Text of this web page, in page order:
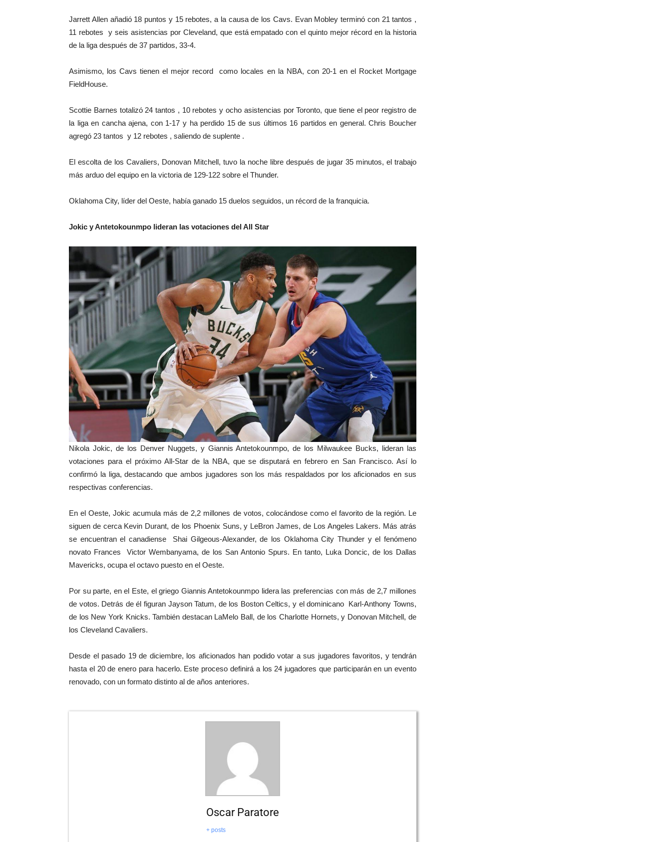
Jarrett Allen añadió 18 puntos y 15 rebotes, a la causa de los Cavs. Evan Mobley terminó con 21 tantos ,
11 rebotes y seis asistencias por Cleveland, que está empatado con el quinto mejor récord en la historia
de la liga después de 37 partidos, 33-4.
Asimismo, los Cavs tienen el mejor record como locales en la NBA, con 20-1 en el Rocket Mortgage
FieldHouse.
Scottie Barnes totalizó 24 tantos , 10 rebotes y ocho asistencias por Toronto, que tiene el peor registro de
la liga en cancha ajena, con 1-17 y ha perdido 15 de sus últimos 16 partidos en general. Chris Boucher
agregó 23 tantos y 12 rebotes , saliendo de suplente .
El escolta de los Cavaliers, Donovan Mitchell, tuvo la noche libre después de jugar 35 minutos, el trabajo
más arduo del equipo en la victoria de 129-122 sobre el Thunder.
Oklahoma City, líder del Oeste, había ganado 15 duelos seguidos, un récord de la franquicia.
Jokic y Antetokounmpo lideran las votaciones del All Star
Nikola Jokic, de los Denver Nuggets, y Giannis Antetokounmpo, de los Milwaukee Bucks, lideran las
votaciones para el próximo All-Star de la NBA, que se disputará en febrero en San Francisco. Así lo
confirmó la liga, destacando que ambos jugadores son los más respaldados por los aficionados en sus
respectivas conferencias.
En el Oeste, Jokic acumula más de 2,2 millones de votos, colocándose como el favorito de la región. Le
siguen de cerca Kevin Durant, de los Phoenix Suns, y LeBron James, de Los Angeles Lakers. Más atrás
se encuentran el canadiense Shai Gilgeous-Alexander, de los Oklahoma City Thunder y el fenómeno
novato Frances Victor Wembanyama, de los San Antonio Spurs. En tanto, Luka Doncic, de los Dallas
Mavericks, ocupa el octavo puesto en el Oeste.
Por su parte, en el Este, el griego Giannis Antetokounmpo lidera las preferencias con más de 2,7 millones
de votos. Detrás de él figuran Jayson Tatum, de los Boston Celtics, y el dominicano Karl-Anthony Towns,
de los New York Knicks. También destacan LaMelo Ball, de los Charlotte Hornets, y Donovan Mitchell, de
los Cleveland Cavaliers.
Desde el pasado 19 de diciembre, los aficionados han podido votar a sus jugadores favoritos, y tendrán
hasta el 20 de enero para hacerlo. Este proceso definirá a los 24 jugadores que participarán en un evento
renovado, con un formato distinto al de años anteriores.
Oscar Paratore
+ posts